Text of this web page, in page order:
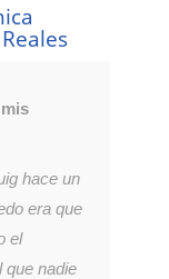
hace un
era que
el
que nadie